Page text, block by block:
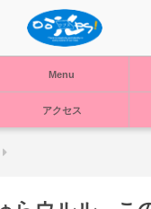
Menu
アクセス